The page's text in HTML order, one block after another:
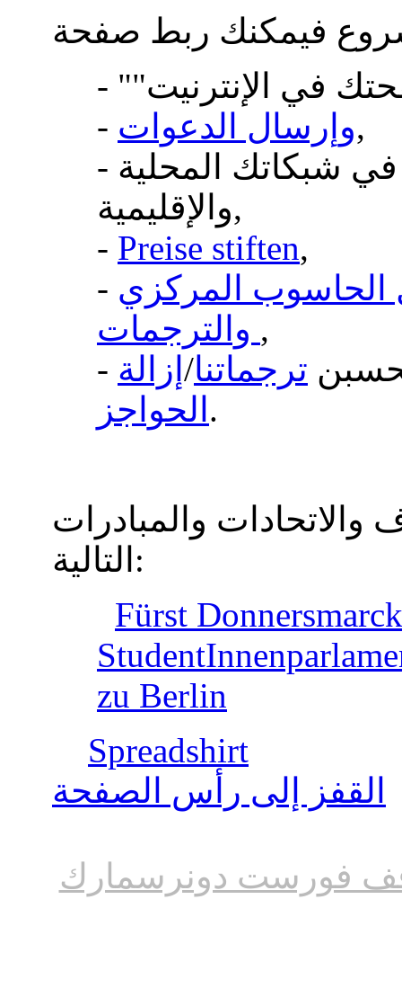
- وإرسال الدعوات,
- أو نشر إعلام عن المسابقة في شبكاتك المحلية
والإقليمية,
- Preise stiften,
- الحاسوب المركزي
,
ترجماتنا/ إزالة
الحواجز .
والمبادرات
التالية:
Fürst
zu Berlin
Spreadshirt
القفز إلى رأس الصفحة
فورست دونرسمارك